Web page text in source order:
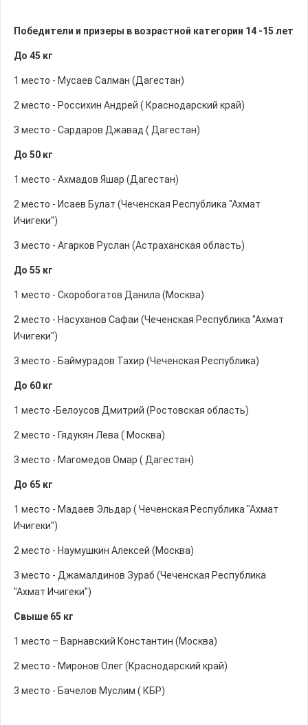
Победители и призеры в возрастной категории 14 -15 лет
До 45 кг
1 место - Мусаев Салман (Дагестан)
2 место - Россихин Андрей ( Краснодарский край)
3 место - Сардаров Джавад ( Дагестан)
До 50 кг
1 место - Ахмадов Яшар (Дагестан)
2 место - Исаев Булат (Чеченская Республика "Ахмат
Ичигеки")
3 место - Агарков Руслан (Астраханская область)
До 55 кг
1 место - Скоробогатов Данила (Москва)
2 место - Насуханов Сафаи (Чеченская Республика "Ахмат
Ичигеки")
3 место - Баймурадов Тахир (Чеченская Республика)
До 60 кг
1 место -Белоусов Дмитрий (Ростовская область)
2 место - Гядукян Лева ( Москва)
3 место - Магомедов Омар ( Дагестан)
До 65 кг
1 место - Мадаев Эльдар ( Чеченская Республика "Ахмат
Ичигеки")
2 место - Наумушкин Алексей (Москва)
3 место - Джамалдинов Зураб (Чеченская Республика
"Ахмат Ичигеки")
Свыше 65 кг
1 место – Варнавский Константин (Москва)
2 место - Миронов Олег (Краснодарский край)
3 место - Бачелов Муслим ( КБР)